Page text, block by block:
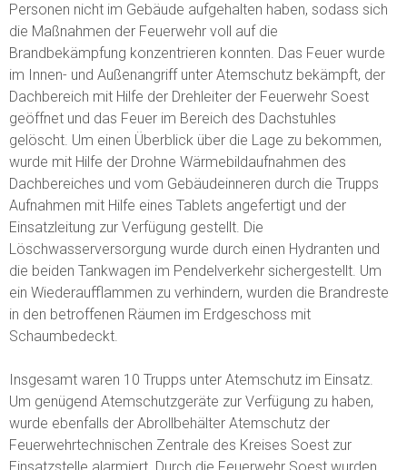
Personen nicht im Gebäude aufgehalten haben, sodass sich
die Maßnahmen der Feuerwehr voll auf die
Brandbekämpfung konzentrieren konnten. Das Feuer wurde
im Innen- und Außenangriff unter Atemschutz bekämpft, der
Dachbereich mit Hilfe der Drehleiter der Feuerwehr Soest
geöffnet und das Feuer im Bereich des Dachstuhles
gelöscht. Um einen Überblick über die Lage zu bekommen,
wurde mit Hilfe der Drohne Wärmebildaufnahmen des
Dachbereiches und vom Gebäudeinneren durch die Trupps
Aufnahmen mit Hilfe eines Tablets angefertigt und der
Einsatzleitung zur Verfügung gestellt. Die
Löschwasserversorgung wurde durch einen Hydranten und
die beiden Tankwagen im Pendelverkehr sichergestellt. Um
ein Wiederaufflammen zu verhindern, wurden die Brandreste
in den betroffenen Räumen im Erdgeschoss mit
Schaumbedeckt.
Insgesamt waren 10 Trupps unter Atemschutz im Einsatz.
Um genügend Atemschutzgeräte zur Verfügung zu haben,
wurde ebenfalls der Abrollbehälter Atemschutz der
Feuerwehrtechnischen Zentrale des Kreises Soest zur